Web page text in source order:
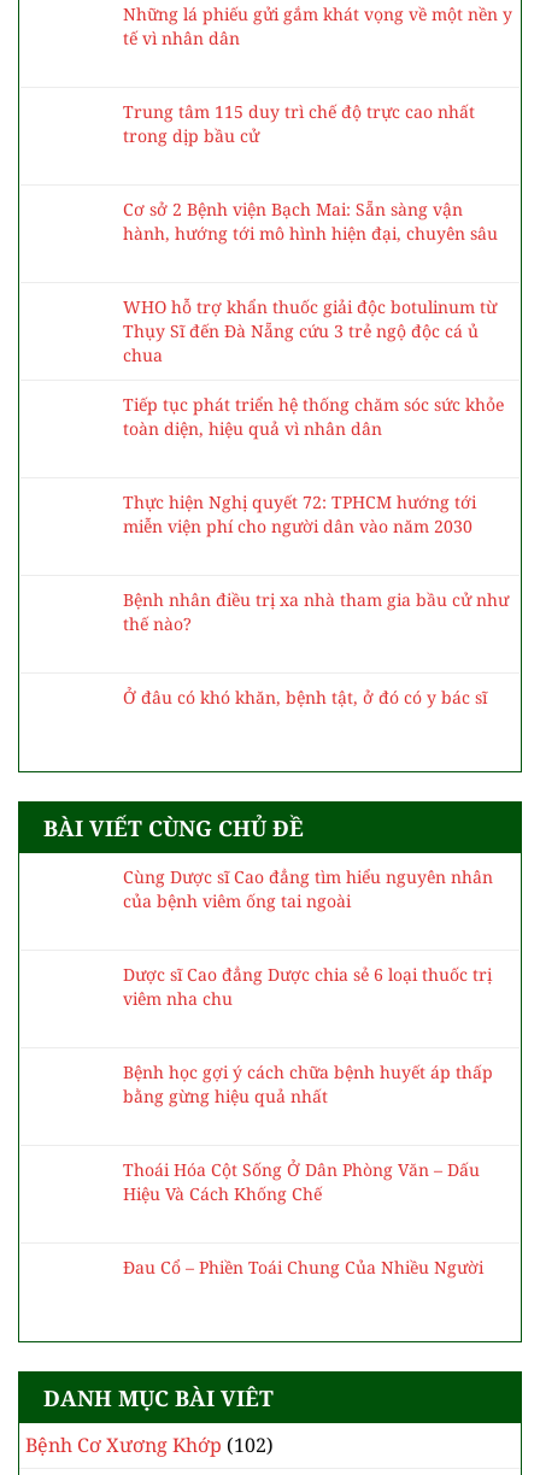
Những lá phiếu gửi gắm khát vọng về một nền y
tế vì nhân dân
Trung tâm 115 duy trì chế độ trực cao nhất
trong dịp bầu cử
Cơ sở 2 Bệnh viện Bạch Mai: Sẵn sàng vận
hành, hướng tới mô hình hiện đại, chuyên sâu
WHO hỗ trợ khẩn thuốc giải độc botulinum từ
Thụy Sĩ đến Đà Nẵng cứu 3 trẻ ngộ độc cá ủ
chua
Tiếp tục phát triển hệ thống chăm sóc sức khỏe
toàn diện, hiệu quả vì nhân dân
Thực hiện Nghị quyết 72: TPHCM hướng tới
miễn viện phí cho người dân vào năm 2030
Bệnh nhân điều trị xa nhà tham gia bầu cử như
thế nào?
Ở đâu có khó khăn, bệnh tật, ở đó có y bác sĩ
BÀI VIẾT CÙNG CHỦ ĐỀ
Cùng Dược sĩ Cao đẳng tìm hiểu nguyên nhân
của bệnh viêm ống tai ngoài
Dược sĩ Cao đẳng Dược chia sẻ 6 loại thuốc trị
viêm nha chu
Bệnh học gợi ý cách chữa bệnh huyết áp thấp
bằng gừng hiệu quả nhất
Thoái Hóa Cột Sống Ở Dân Phòng Văn – Dấu
Hiệu Và Cách Khống Chế
Đau Cổ – Phiền Toái Chung Của Nhiều Người
DANH MỤC BÀI VIÊT
Bệnh Cơ Xương Khớp (102)